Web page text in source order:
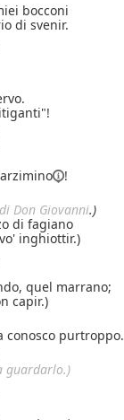
bocconi
di svenir.
!
Don Giovanni.)
di fagiano
inghiottir.)
quel marrano;
capir.)
conosco purtroppo.
guardarlo.)